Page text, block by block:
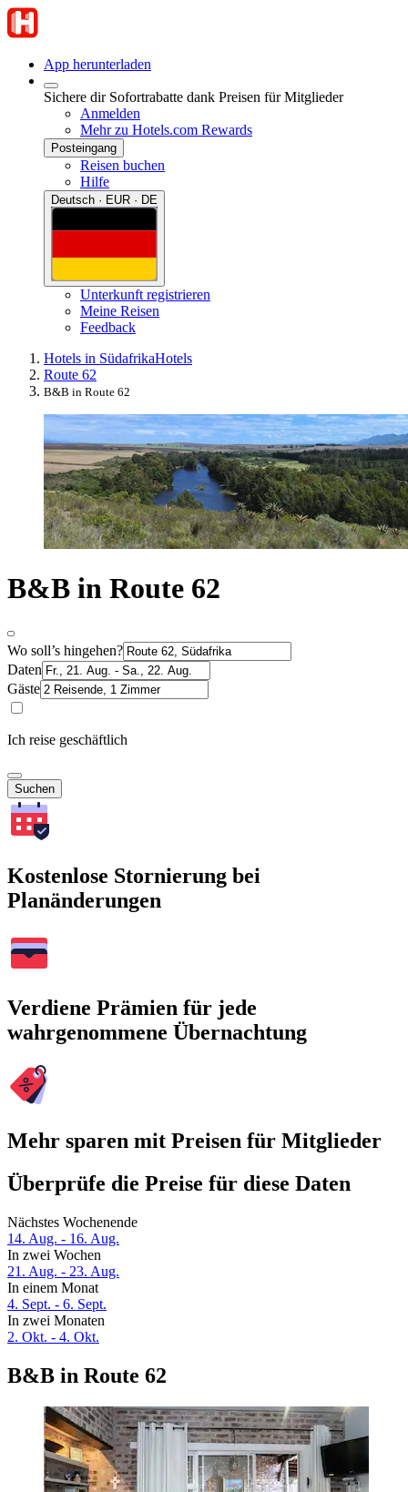
App herunterladen
Sichere dir Sofortrabatte dank Preisen für Mitglieder
Anmelden
Mehr zu Hotels.com Rewards
Posteingang
Reisen buchen
Hilfe
Deutsch · EUR · DE
Unterkunft registrieren
Meine Reisen
Feedback
Hotels in SüdafrikaHotels
Route 62
B&B in Route 62
B&B in Route 62
Wo soll’s hingehen?
Daten
Gäste
Ich reise geschäftlich
Suchen
Kostenlose Stornierung bei
Planänderungen
Verdiene Prämien für jede
wahrgenommene Übernachtung
Mehr sparen mit Preisen für Mitglieder
Überprüfe die Preise für diese Daten
Nächstes Wochenende
14. Aug. - 16. Aug.
In zwei Wochen
21. Aug. - 23. Aug.
In einem Monat
4. Sept. - 6. Sept.
In zwei Monaten
2. Okt. - 4. Okt.
B&B in Route 62